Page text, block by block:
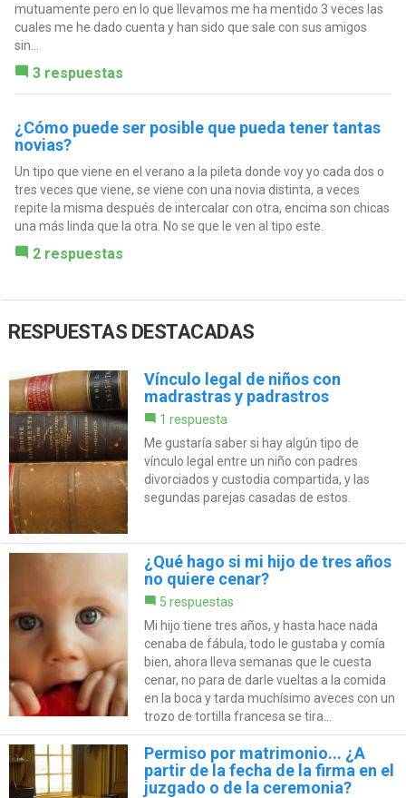
mutuamente pero en lo que llevamos me ha mentido 3 veces las
cuales me he dado cuenta y han sido que sale con sus amigos
sin...
3 respuestas
¿Cómo puede ser posible que pueda tener tantas
novias?
Un tipo que viene en el verano a la pileta donde voy yo cada dos o
tres veces que viene, se viene con una novia distinta, a veces
repite la misma después de intercalar con otra, encima son chicas
una más linda que la otra. No se que le ven al tipo este.
2 respuestas
RESPUESTAS DESTACADAS
Vínculo legal de niños con
madrastras y padrastros
1 respuesta
Me gustaría saber si hay algún tipo de
vínculo legal entre un niño con padres
divorciados y custodia compartida, y las
segundas parejas casadas de estos.
¿Qué hago si mi hijo de tres años
no quiere cenar?
5 respuestas
Mi hijo tiene tres años, y hasta hace nada
cenaba de fábula, todo le gustaba y comía
bien, ahora lleva semanas que le cuesta
cenar, no para de darle vueltas a la comida
en la boca y tarda muchísimo aveces con un
trozo de tortilla francesa se tira...
Permiso por matrimonio... ¿A
partir de la fecha de la firma en el
juzgado o de la ceremonia?